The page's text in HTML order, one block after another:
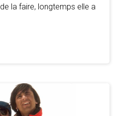
la faire, longtemps elle a